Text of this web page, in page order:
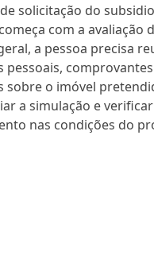
solicitação do
com a avaliação
a pessoa precisa
pessoais,
sobre o imóvel
a simulação e
nas condições do